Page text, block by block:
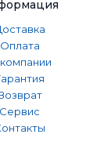
Оплата
Сервис